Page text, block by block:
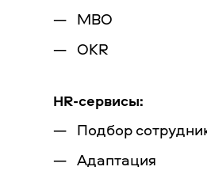
MBO
OKR
HR-сервисы:
Подбор
Адаптация